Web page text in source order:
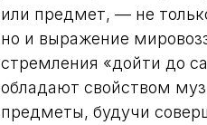
или предмет, — не
но и выражение
стремления «дойти до
обладают свойством
предметы, будучи